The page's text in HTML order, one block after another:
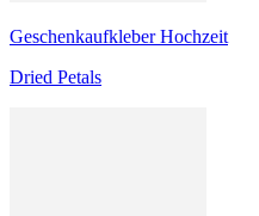
Geschenkaufkleber Hochzeit
Dried Petals